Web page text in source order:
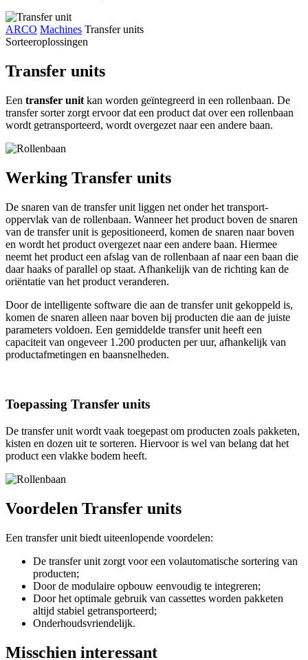
ARCO Machines Transfer units
Sorteeroplossingen
Transfer units
Een transfer unit kan worden geïntegreerd in een rollenbaan. De
transfersorterzorgt ervoor dat een product dat over een rollenbaan
wordt getransporteerd, wordt overgezet naar een andere baan.
Werking Transfer units
De snaren van de transfer unit liggen net onder het transport-
oppervlak van de rollenbaan. Wanneer het product boven de snaren
van de transfer unit is gepositioneerd, komen de snaren naar boven
en wordt het product overgezet naar een andere baan. Hiermee
neemt het product een afslag van de rollenbaan af naar een baan die
daar haaks of parallel op staat. Afhankelijk van de richting kan de
oriëntatie van het product veranderen.
Door de intelligente software die aan de transfer unit gekoppeld is,
komen de snaren alleen naar boven bij producten die aan de juiste
parameters voldoen. Een gemiddelde transfer unit heeft een
capaciteit van ongeveer 1.200 producten per uur, afhankelijk van
productafmetingen en baansnelheden.
Toepassing Transfer units
De transfer unit wordt vaak toegepast om producten zoals pakketen,
kisten en dozen uit te sorteren. Hiervoor is wel van belang dat het
product een vlakke bodem heeft.
Voordelen Transfer units
Een transfer unit biedt uiteenlopende voordelen:
De transfer unit zorgt voor een volautomatische sortering van
producten;
Door de modulaire opbouw eenvoudig te integreren;
Door het optimale gebruik van cassettes worden pakketen
altijd stabiel getransporteerd;
Onderhoudsvriendelijk.
Misschien interessant